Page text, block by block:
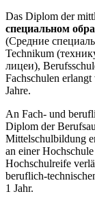
Das Diplom der
специальном
(Средние
Technikum
лицеи),
Fachschulen
Jahre.
An Fach- und
Diplom der
Mittelschulbildung
an einer
Hochschulreife
beruflich-
1 Jahr.